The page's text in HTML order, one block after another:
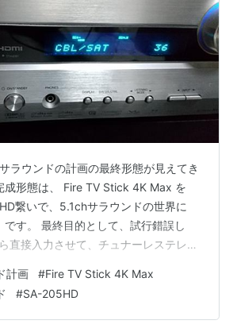
ラウンドの計画の最終形態が見えてき
成形態は、 Fire TV Stick 4K Max を
繋いで、5.1chサラウンドの世界に
です。 最終目的として、試行錯誤し
直接入力させて、チュナーレステレビ
いるところです。もう少しと言う所
ありがたいことです。 最近、
videoでも、音声の設定から「ステレ
計画 #Fire TV Stick 4K Max
#SA-205HD